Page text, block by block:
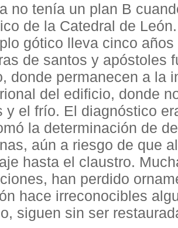
no tenía un plan B
de la Catedral de
gótico lleva cinco años
de santos y apóstoles
donde permanecen a la
del edificio, donde
y el frío. El diagnóstico
la determinación de
aún a riesgo de que
hasta el claustro.
han perdido
hace irreconocibles
siguen sin ser